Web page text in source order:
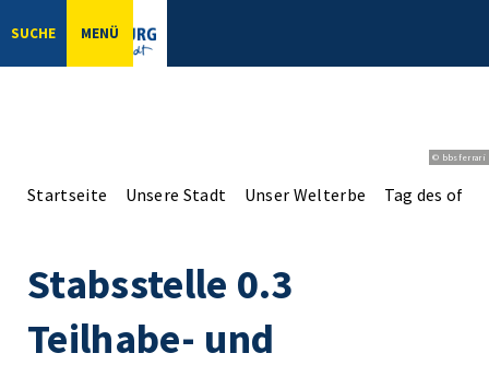
SUCHE MENÜ
© bbsferrari
Startseite Unsere Stadt Unser Welterbe Tag des
Stabsstelle 0.3
Teilhabe- und